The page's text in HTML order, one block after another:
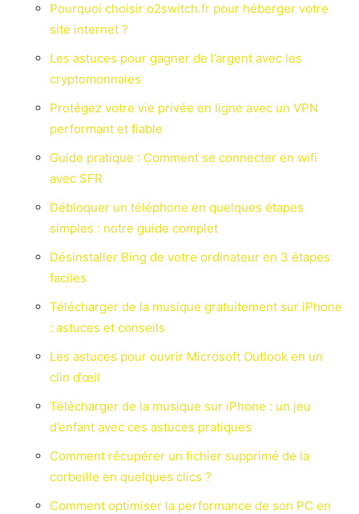
Pourquoi choisir o2switch.fr pour héberger votre
site internet ?
Les astuces pour gagner de l’argent avec les
cryptomonnaies
Protégez votre vie privée en ligne avec un VPN
performant et fiable
Guide pratique : Comment se connecter en wifi
avec SFR
Débloquer un téléphone en quelques étapes
simples : notre guide complet
Désinstaller Bing de votre ordinateur en 3 étapes
faciles
Télécharger de la musique gratuitement sur iPhone
: astuces et conseils
Les astuces pour ouvrir Microsoft Outlook en un
clin d’œil
Télécharger de la musique sur iPhone : un jeu
d’enfant avec ces astuces pratiques
Comment récupérer un fichier supprimé de la
corbeille en quelques clics ?
Comment optimiser la performance de son PC en